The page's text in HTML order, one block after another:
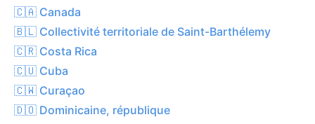
🇨🇦 Canada
🇧🇱 Collectivité territoriale de Saint-Barthélemy
🇨🇷 Costa Rica
🇨🇺 Cuba
🇨🇼 Curaçao
🇩🇴 Dominicaine, république